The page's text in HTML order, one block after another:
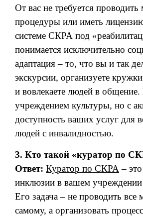
От вас не требуется проводить
процедуры или иметь
системе СКРА под
понимается исключительно
адаптация – то, что вы и так
экскурсии, организуете
и вовлекаете людей в общение.
учреждением культуры, но с
доступность ваших услуг для
людей с инвалидностью.
3. Кто такой «куратор по
Ответ: Куратор по СКРА –
инклюзии в вашем учреждении
Его задача – не проводить все
самому, а организовать